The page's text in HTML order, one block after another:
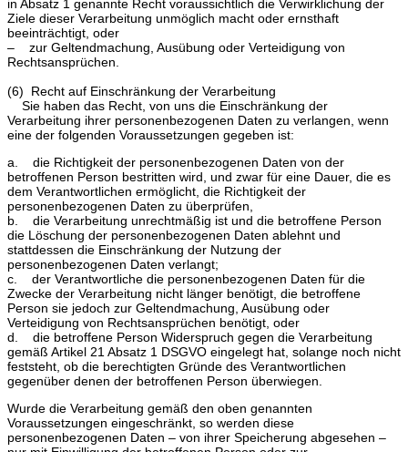
in Absatz 1 genannte Recht voraussichtlich die Verwirklichung der
Ziele dieser Verarbeitung unmöglich macht oder ernsthaft
beeinträchtigt, oder
– zur Geltendmachung, Ausübung oder Verteidigung von
Rechtsansprüchen.
(6) Recht auf Einschränkung der Verarbeitung
Sie haben das Recht, von uns die Einschränkung der
Verarbeitung ihrer personenbezogenen Daten zu verlangen, wenn
eine der folgenden Voraussetzungen gegeben ist:
a. die Richtigkeit der personenbezogenen Daten von der
betroffenen Person bestritten wird, und zwar für eine Dauer, die es
dem Verantwortlichen ermöglicht, die Richtigkeit der
personenbezogenen Daten zu überprüfen,
b. die Verarbeitung unrechtmäßig ist und die betroffene Person
die Löschung der personenbezogenen Daten ablehnt und
stattdessen die Einschränkung der Nutzung der
personenbezogenen Daten verlangt;
c. der Verantwortliche die personenbezogenen Daten für die
Zwecke der Verarbeitung nicht länger benötigt, die betroffene
Person sie jedoch zur Geltendmachung, Ausübung oder
Verteidigung von Rechtsansprüchen benötigt, oder
d. die betroffene Person Widerspruch gegen die Verarbeitung
gemäß Artikel 21 Absatz 1 DSGVO eingelegt hat, solange noch nicht
feststeht, ob die berechtigten Gründe des Verantwortlichen
gegenüber denen der betroffenen Person überwiegen.
Wurde die Verarbeitung gemäß den oben genannten
Voraussetzungen eingeschränkt, so werden diese
personenbezogenen Daten – von ihrer Speicherung abgesehen –